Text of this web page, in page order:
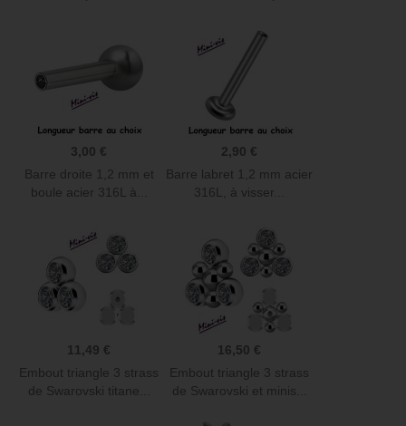
3,00 €
Barre droite 1,2 mm et
boule acier 316L à...
2,90 €
Barre labret 1,2 mm acier
316L, à visser...
11,49 €
Embout triangle 3 strass
de Swarovski titane...
16,50 €
Embout triangle 3 strass
de Swarovski et minis...